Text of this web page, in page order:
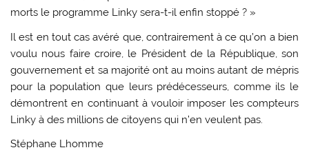
morts le programme Linky sera-t-il enfin stoppé ? »
Il est en tout cas avéré que, contrairement à ce qu’on a bien
voulu nous faire croire, le Président de la République, son
gouvernement et sa majorité ont au moins autant de mépris
pour la population que leurs prédécesseurs, comme ils le
démontrent en continuant à vouloir imposer les compteurs
Linky à des millions de citoyens qui n’en veulent pas.
Stéphane Lhomme